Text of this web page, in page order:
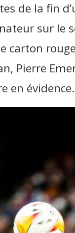
de la fin
sur le
carton
Pierre
en évidence.